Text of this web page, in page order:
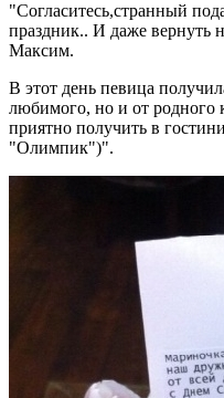
"Согласитесь,странный
праздник.. И даже вернуть
Максим.
В этот день певица
любимого, но и от родного
приятно получить в
"Олимпик")".